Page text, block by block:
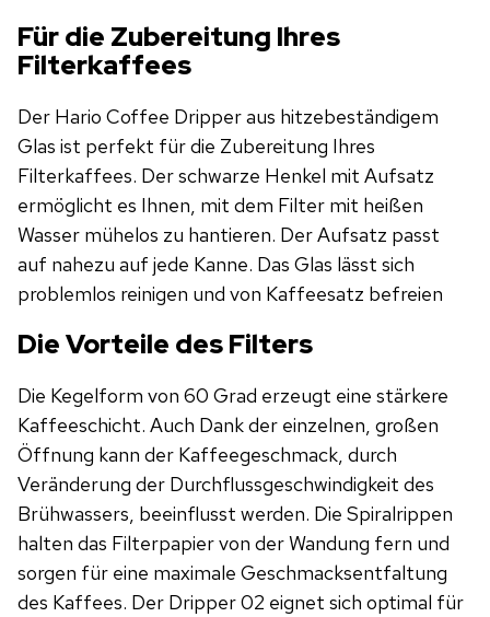
Für die Zubereitung Ihres
Filterkaffees
Der Hario Coffee Dripper aus hitzebeständigem
Glas ist perfekt für die Zubereitung Ihres
Filterkaffees. Der schwarze Henkel mit Aufsatz
ermöglicht es Ihnen, mit dem Filter mit heißen
Wasser mühelos zu hantieren. Der Aufsatz passt
auf nahezu auf jede Kanne. Das Glas lässt sich
problemlos reinigen und von Kaffeesatz befreien
Die Vorteile des Filters
Die Kegelform von 60 Grad erzeugt eine stärkere
Kaffeeschicht. Auch Dank der einzelnen, großen
Öffnung kann der Kaffeegeschmack, durch
Veränderung der Durchflussgeschwindigkeit des
Brühwassers, beeinflusst werden. Die Spiralrippen
halten das Filterpapier von der Wandung fern und
sorgen für eine maximale Geschmacksentfaltung
des Kaffees. Der Dripper 02 eignet sich optimal für